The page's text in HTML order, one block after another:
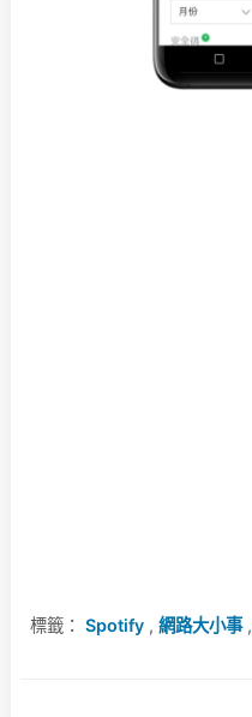
標籤： Spotify , 網路大小事,